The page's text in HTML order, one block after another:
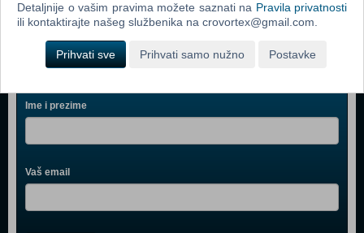
Ime i prezime
Vaš email
Detaljnije o vašim pravima možete saznati na Pravila privatnosti
ili kontaktirajte našeg službenika na crovortex@gmail.com.
Prihvati sve Prihvati samo nužno Postavke